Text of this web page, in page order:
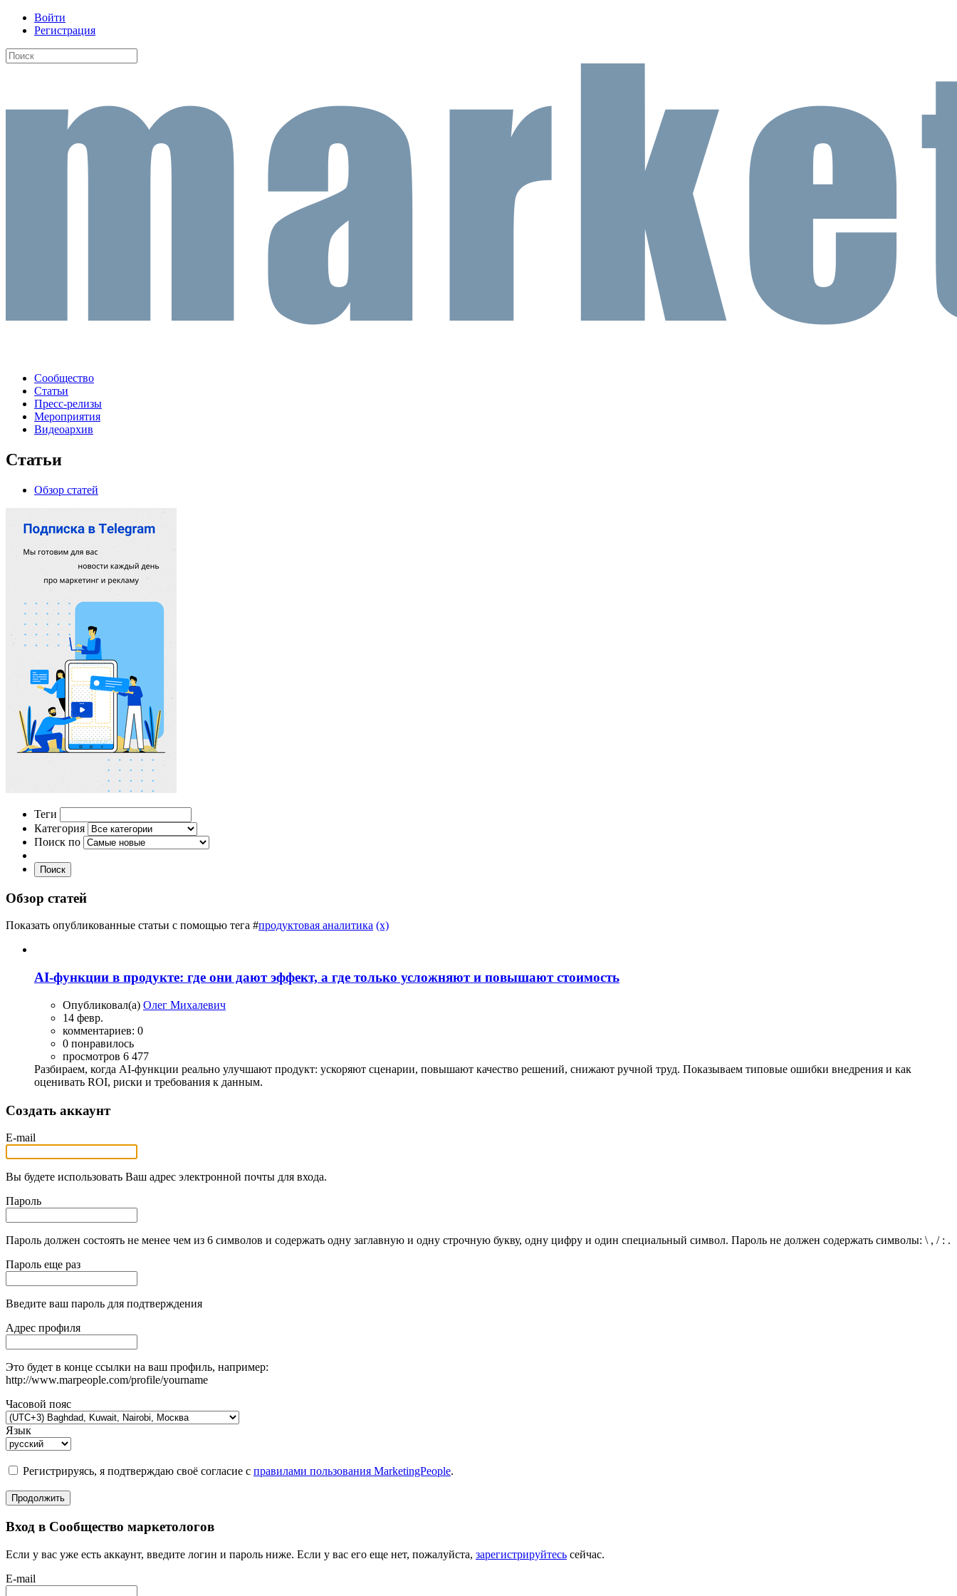
Войти
Регистрация
Сообщество
Статьи
Пресс-релизы
Мероприятия
Видеоархив
Статьи
Обзор статей
Теги
Категория
Поиск по
Поиск
Обзор статей
Показать опубликованные статьи с помощью тега #продуктовая аналитика (x)
AI-функции в продукте: где они дают эффект, а где только усложняют и повышают стоимость
Опубликовал(а) Олег Михалевич
14 февр.
комментариев: 0
0 понравилось
просмотров 6 477
Разбираем, когда AI-функции реально улучшают продукт: ускоряют сценарии, повышают качество решений, снижают ручной труд. Показываем типовые ошибки внедрения и как
оценивать ROI, риски и требования к данным.
Создать аккаунт
E-mail
Вы будете использовать Ваш адрес электронной почты для входа.
Пароль
Пароль должен состоять не менее чем из 6 символов и содержать одну заглавную и одну строчную букву, одну цифру и один специальный символ. Пароль не должен содержать символы: \ , / : .
Пароль еще раз
Введите ваш пароль для подтверждения
Адрес профиля
Это будет в конце ссылки на ваш профиль, например:
http://www.marpeople.com/profile/yourname
Часовой пояс
Язык
Регистрируясь, я подтверждаю своё согласие с правилами пользования MarketingPeople.
Продолжить
Вход в Сообщество маркетологов
Если у вас уже есть аккаунт, введите логин и пароль ниже. Если у вас его еще нет, пожалуйста, зарегистрируйтесь сейчас.
E-mail